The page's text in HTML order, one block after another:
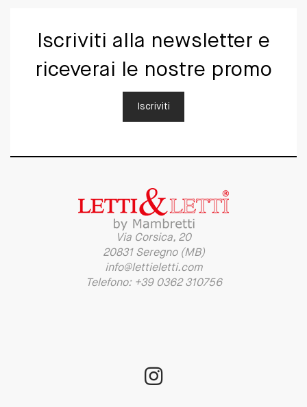
Iscriviti alla newsletter e
riceverai le nostre promo
Iscriviti
Via Corsica, 20
20831 Seregno (MB)
info@lettieletti.com
Telefono: +39 0362 310756